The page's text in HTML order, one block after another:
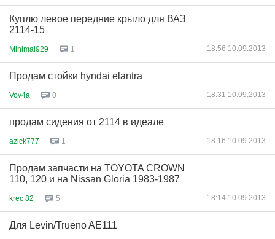
Куплю левое передние крыло для ВАЗ
2114-15
Minimal929 1 18:56 10.09.2013
Продам стойки hyndai elantra
Vov4a 0 18:31 10.09.2013
продам сидения от 2114 в идеале
azick777 1 18:16 10.09.2013
Продам запчасти на TOYOTA CROWN
110, 120 и на Nissan Gloria 1983-1987
krec 82 5 18:14 10.09.2013
Для Levin/Trueno AE111